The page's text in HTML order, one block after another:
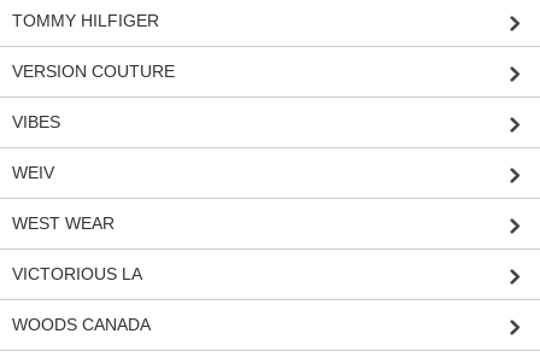
TOMMY HILFIGER
VERSION COUTURE
VIBES
WEIV
WEST WEAR
VICTORIOUS LA
WOODS CANADA